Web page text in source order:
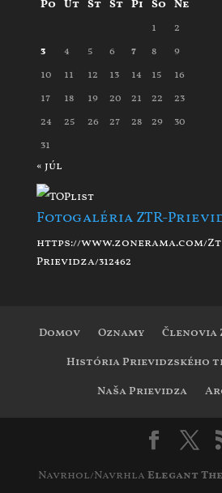
Po Ut St Št Pi So Ne
1
2
3
4 5 6 7 8
9
10
11 12 13 14 15
16
17
18 19 20 21 22
23
24
25 26 27 28 29
30
31
« júl
Fotogaléria ZTR-
https://www.zonerama.com/
Prievidza/312462
Domov Oznamy
Členovia
História Prievidzského
Naša Prievidza
Navrhol/Navrhla Elegant